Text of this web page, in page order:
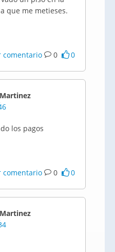
que me metieses.
comentario 0 0
los pagos
comentario 0 0